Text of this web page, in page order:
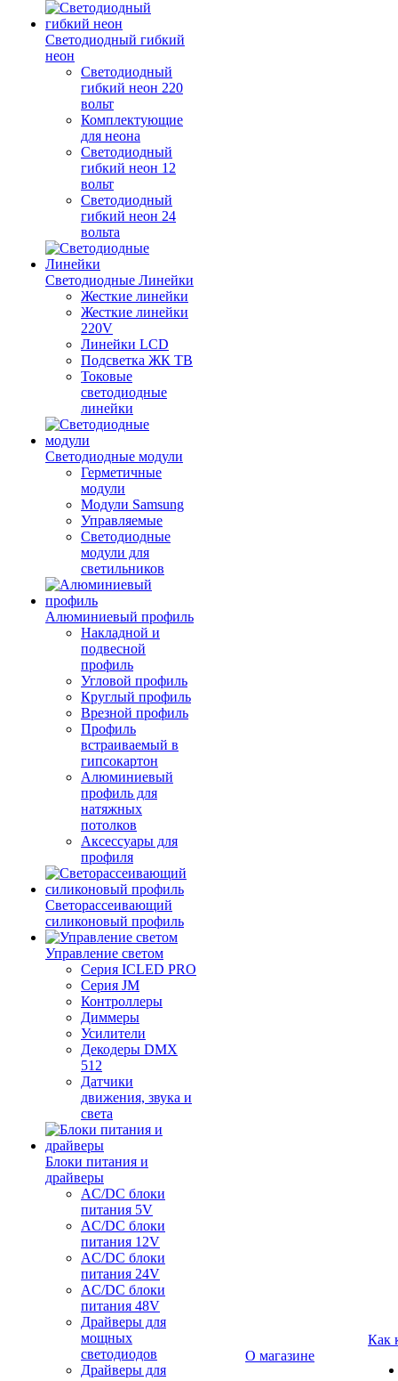
Светодиодный гибкий
неон
Светодиодный
гибкий неон 220
вольт
Комплектующие
для неона
Светодиодный
гибкий неон 12
вольт
Светодиодный
гибкий неон 24
вольта
Светодиодные Линейки
Жесткие линейки
Жесткие линейки
220V
Линейки LCD
Подсветка ЖК ТВ
Токовые
светодиодные
линейки
Светодиодные модули
Герметичные
модули
Модули Samsung
Управляемые
Светодиодные
модули для
светильников
Алюминиевый профиль
Накладной и
подвесной
профиль
Угловой профиль
Круглый профиль
Врезной профиль
Профиль
встраиваемый в
гипсокартон
Алюминиевый
профиль для
натяжных
потолков
Аксессуары для
профиля
Светорассеивающий
силиконовый профиль
Управление светом
Серия ICLED PRO
Серия JM
Контроллеры
Диммеры
Усилители
Декодеры DMX
512
Датчики
движения, звука и
света
Блоки питания и
драйверы
AC/DC блоки
питания 5V
AC/DC блоки
питания 12V
AC/DC блоки
питания 24V
AC/DC блоки
питания 48V
Драйверы для
мощных
светодиодов
Драйверы для
О магазине
Как